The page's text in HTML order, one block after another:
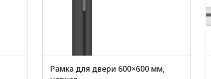
Рамка для двери 600×600 мм,